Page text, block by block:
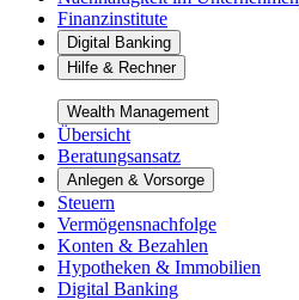
Finanzinstitute
Digital Banking
Hilfe & Rechner
Wealth Management
Übersicht
Beratungsansatz
Anlegen & Vorsorge
Steuern
Vermögensnachfolge
Konten & Bezahlen
Hypotheken & Immobilien
Digital Banking